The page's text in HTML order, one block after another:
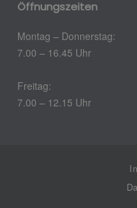
Öffnungszeiten
Montag – Donnerstag:
7.00 – 16.45 Uhr
Freitag:
7.00 – 12.15 Uhr